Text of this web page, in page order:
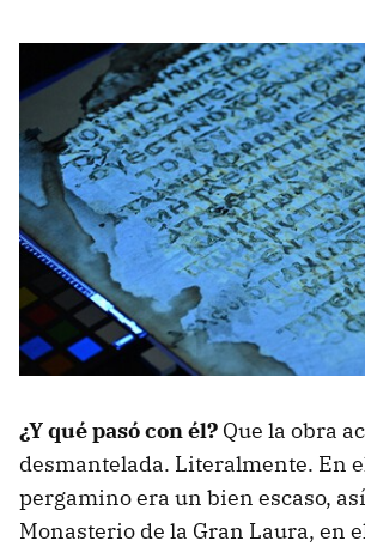
¿Y qué pasó con él? Que la obra
desmantelada. Literalmente. En
pergamino era un bien escaso,
Monasterio de la Gran Laura, en